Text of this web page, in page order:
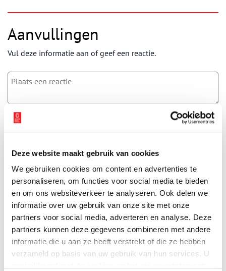
Deze website maakt gebruik van cookies
We gebruiken cookies om content en advertenties te
personaliseren, om functies voor social media te bieden
en om ons websiteverkeer te analyseren. Ook delen we
informatie over uw gebruik van onze site met onze
partners voor social media, adverteren en analyse. Deze
partners kunnen deze gegevens combineren met andere
informatie die u aan ze heeft verstrekt of die ze hebben
verzameld op basis van uw gebruik van hun services. U
Aanvullingen
Vul deze informatie aan of geef een reactie.
Vereiste velden zijn gemarkeerd met *. Het e-mailadres wordt niet
gepubliceerd.
E-mail*
Vink dit aan als u op de hoogte gehouden wil worden.